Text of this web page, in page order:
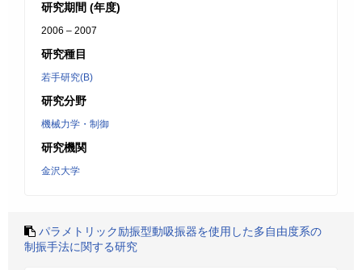
研究期間 (年度)
2006 – 2007
研究種目
若手研究(B)
研究分野
機械力学・制御
研究機関
金沢大学
パラメトリック励振型動吸振器を使用した多自由度系の
制振手法に関する研究